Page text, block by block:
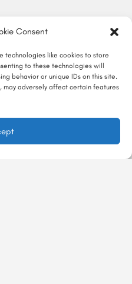
Consent
technologies like cookies to store
to these technologies will
behavior or unique IDs on this site.
may adversely affect certain features